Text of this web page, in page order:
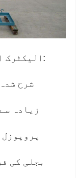
الیکٹرک اسٹیشنری کینچی لفٹ پیرامیٹر:
شرح شدہ
زیادہ سے
بجلی کی